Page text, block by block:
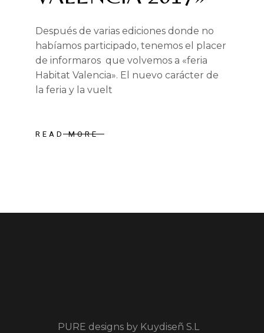
Después de varias ediciones donde no
habíamos participado, tenemos el placer
de informaros que volvemos a «feria
Habitat Valencia». El nuevo carácter de
la feria y la vuelt
READ MORE
PURE designs by Kuydiseñ S.L